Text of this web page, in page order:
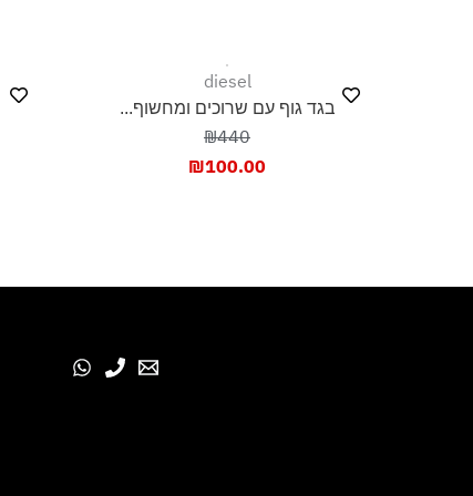
diesel
בגד גוף עם שרוכים ומחשוף...
₪440
₪100.00